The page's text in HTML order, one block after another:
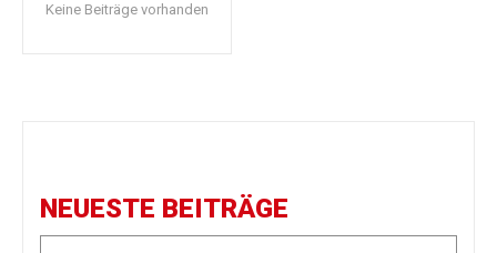
Keine Beiträge vorhanden
NEUESTE BEITRÄGE